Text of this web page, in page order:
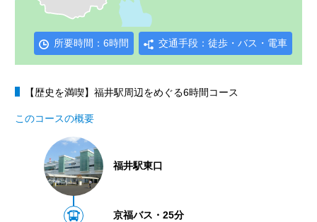
【歴史を満喫】福井駅周辺をめぐる6時間コース
所要時間 6時間 交通手段 徒歩・バス・電車
このコースの概要
福井駅東口
京福バス・25分